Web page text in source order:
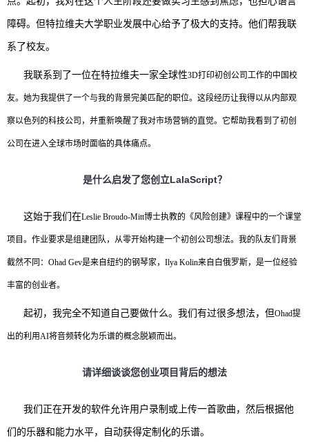
障碍。但特拉维夫大学职业发展中心给予了极大的支持。他们帮我联
系了校友。
我联系到了一位在特拉维夫一家全球性3D打印初创公司工作的中国校
友。她为我提供了一个与我的背景完美匹配的职位。这段经历让我得以从内部观
察以色列的科技公司，并重新唤醒了我对市场营销的直觉。它帮助我看到了初创
公司在进入全球市场时面临的具体痛点。
是什么启发了您创立LalaScript？
这始于我们在Leslie Broudo-Mitt博士执教的《风险创建》课程中的一个课堂
项目。作业要求是组建团队，从零开始构建一个初创公司想法。我的队友们背景
截然不同：Ohad Gev是来自纽约的钢琴家，Ilya Kolin来自白俄罗斯，是一位经验
丰富的创业者。
起初，我完全不知道自己要做什么。我们有过很多想法，但Ohad提
出的利用AI将音频转化为乐谱的概念脱颖而出。
请详细谈谈您创业项目背后的想法
我们正在开发的软件允许用户录制或上传一首歌曲，然后根据他
们的乐器和能力水平，自动获得定制化的乐谱。